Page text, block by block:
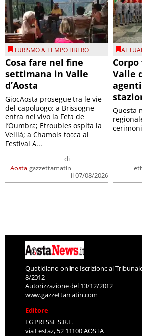
TURISMO & TEMPO LIBERO
Cosa fare nel fine
settimana in Valle
d’Aosta
Aosta
di
gazzettamatin
il 07/08/2026
GiocAosta prosegue tra le vie
del capoluogo; a Brissogne
entra nel vivo la Feta de
l’Oumbra; Etroubles ospita la
Veillà; a Chamois tocca al
Festival A...
Valle
Questa
Quotidiano online Iscrizione al
8/2012
Autorizzazione del 13/12/2012
www.gazzettamatin.com
Editore
LG PRESSE S.R.L.
via Festaz, 52 11100 AOSTA